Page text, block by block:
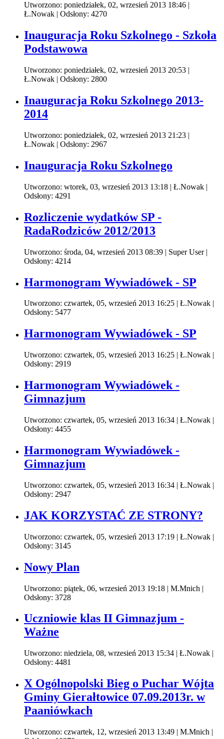
Utworzono: poniedziałek, 02, wrzesień 2013 18:46 |
Ł.Nowak | Odsłony: 4270
Inauguracja Roku Szkolnego - Szkoła
Podstawowa
Utworzono: poniedziałek, 02, wrzesień 2013 20:53 |
Ł.Nowak | Odsłony: 2800
Inauguracja Roku Szkolnego 2013-
2014
Utworzono: poniedziałek, 02, wrzesień 2013 21:23 |
Ł.Nowak | Odsłony: 2967
Inauguracja Roku Szkolnego
Utworzono: wtorek, 03, wrzesień 2013 13:18 | Ł.Nowak |
Odsłony: 4291
Rozliczenie wydatków SP -
RadaRodziców 2012/2013
Utworzono: środa, 04, wrzesień 2013 08:39 | Super User|
Odsłony: 4214
Harmonogram Wywiadówek - SP
Utworzono: czwartek, 05, wrzesień 2013 16:25 Ł.Nowak
Odsłony: 5477
Harmonogram Wywiadówek - SP
Utworzono: czwartek, 05, wrzesień 2013 16:25 | Ł.Nowak |
Odsłony: 2919
Harmonogram Wywiadówek -
Gimnazjum
Utworzono: czwartek, 05, wrzesień 2013 16:34 | Ł.Nowak |
Odsłony: 4455
Harmonogram Wywiadówek -
Gimnazjum
Utworzono: czwartek, 05, wrzesień 2013 16:34 | Ł.Nowak |
Odsłony: 2947
JAK KORZYSTAĆ ZE STRONY?
Utworzono: czwartek, 05, wrzesień 2013 17:19 | Ł.Nowak |
Odsłony: 3145
Nowy Plan
Utworzono: piątek, 06, wrzesień 2013 19:18 | M.Mnich |
Odsłony: 3728
Uczniowie klas II Gimnazjum -
Ważne
Utworzono: niedziela, 08, wrzesień 2013 15:34 | Ł.Nowak |
Odsłony: 4481
X Ogólnopolski Bieg o Puchar Wójta
Gminy Gierałtowice 07.09.2013r. w
Paaniówkach
Utworzono: czwartek, 12, wrzesień 2013 13:49 | M.Mnich |